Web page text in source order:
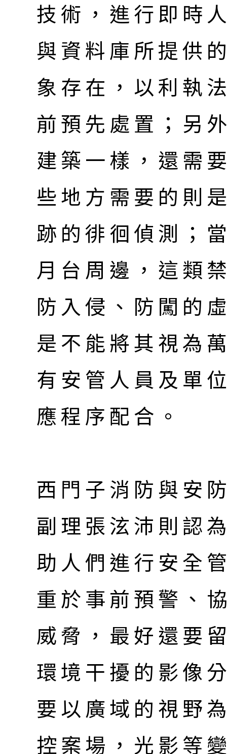
技術，進行即時
與資料庫所提供
象存在，以利執
前預先處置；另
建築一樣，還需
些地方需要的則
跡的徘徊偵測；
月台周邊，這類
防入侵、防闖的
是不能將其視為
有安管人員及單
應程序配合。
西門子消防與安
副理張泫沛則認
助人們進行安全
重於事前預警、
威脅，最好還要
環境干擾的影像
要以廣域的視野
控案場，光影等